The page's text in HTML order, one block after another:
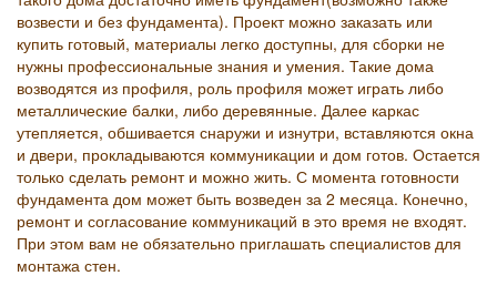
возвести и без фундамента). Проект можно заказать или
купить готовый, материалы легко доступны, для сборки не
нужны профессиональные знания и умения. Такие дома
возводятся из профиля, роль профиля может играть либо
металлические балки, либо деревянные. Далее каркас
утепляется, обшивается снаружи и изнутри, вставляются окна
и двери, прокладываются коммуникации и дом готов. Остается
только сделать ремонт и можно жить. С момента готовности
фундамента дом может быть возведен за 2 месяца. Конечно,
ремонт и согласование коммуникаций в это время не входят.
При этом вам не обязательно приглашать специалистов для
монтажа стен.